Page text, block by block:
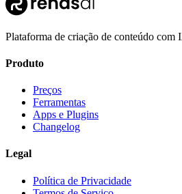
Plataforma de criação de conteúdo com
Produto
Preços
Ferramentas
Apps e Plugins
Changelog
Legal
Política de Privacidade